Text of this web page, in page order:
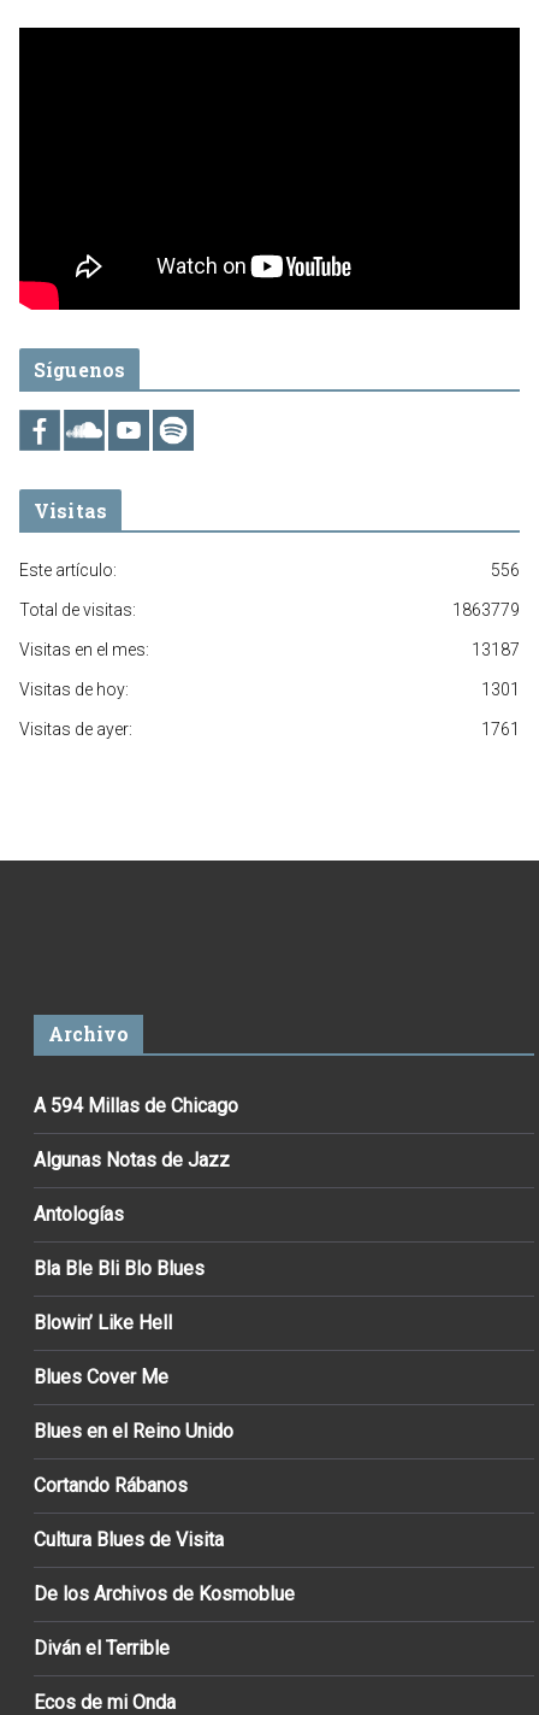
Síguenos
Visitas
556
Este artículo:
1863779
Total de visitas:
13187
Visitas en el mes:
1301
Visitas de hoy:
1761
Visitas de ayer:
Archivo
A 594 Millas de Chicago
Algunas Notas de Jazz
Antologías
Bla Ble Bli Blo Blues
Blowin’ Like Hell
Blues Cover Me
Blues en el Reino Unido
Cortando Rábanos
Cultura Blues de Visita
De los Archivos de Kosmoblue
Diván el Terrible
Ecos de mi Onda